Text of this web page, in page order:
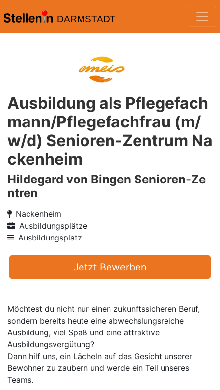
DARMSTADT
Ausbildung als Pflegefach
mann/Pflegefachfrau (m/
w/d) Senioren-Zentrum Na
ckenheim
Hildegard von Bingen Senioren-Ze
ntren
Nackenheim
Ausbildungsplätze
Ausbildungsplatz
Jetzt Bewerben
Möchtest du nicht nur einen zukunftssicheren Beruf,
sondern bereits heute eine abwechslungsreiche
Ausbildung, viel Spaß und eine attraktive
Ausbildungsvergütung?
Dann hilf uns, ein Lächeln auf das Gesicht unserer
Bewohner zu zaubern und werde ein Teil unseres
Teams.